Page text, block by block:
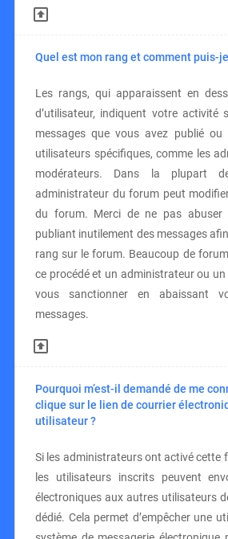
Quel est mon rang et comment puis-
Les rangs, qui apparaissent en
d’utilisateur, indiquent votre activité
messages que vous avez publié ou
utilisateurs spécifiques, comme les
modérateurs. Dans la plupart
administrateur du forum peut
du forum. Merci de ne pas abuser
publiant inutilement des messages
rang sur le forum. Beaucoup de
ce procédé et un administrateur ou
vous sanctionner en abaissant
messages.
Pourquoi m’est-il demandé de me
clique sur le lien de courrier
utilisateur ?
Si les administrateurs ont activé cette
les utilisateurs inscrits peuvent
électroniques aux autres utilisateurs
dédié. Cela permet d’empêcher une